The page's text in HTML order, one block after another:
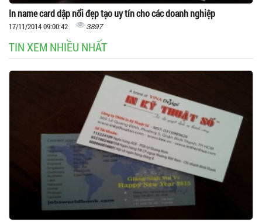
In name card dập nổi đẹp tạo uy tín cho các doanh nghiệp
17/11/2014 09:00:42 3897
TIN XEM NHIỀU NHẤT